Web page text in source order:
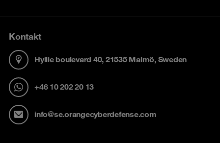
Kontakt
Hyllie boulevard 40, 21535 Malmö, Sweden
+46 10 202 20 13
info@se.orangecyberdefense.com